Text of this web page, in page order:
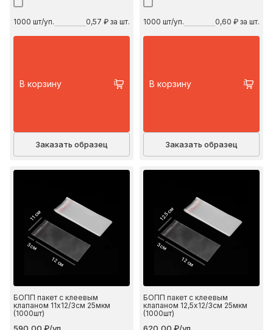
1000 шт/уп. 0,57 ₽ за шт.
В корзину
Заказать образец
1000 шт/уп. 0,60 ₽ за шт.
В корзину
Заказать образец
11 см
3 см
12 см
БОПП пакет с клеевым
клапаном 11х12/3см 25мкм
(1000шт)
590,00 ₽/уп.
12.5 см
3 см
12 см
БОПП пакет с клеевым
клапаном 12,5х12/3см 25мкм
(1000шт)
620,00 ₽/уп.